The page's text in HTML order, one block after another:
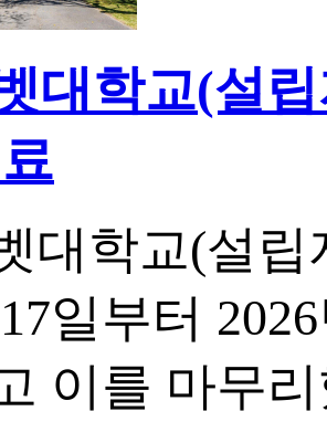
대학교(설
대학교(설립
일부터
이를 마무